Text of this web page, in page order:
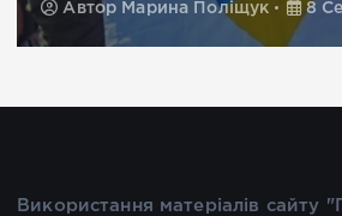
Автор Марина Поліщук 8
Використання матеріалів сайту